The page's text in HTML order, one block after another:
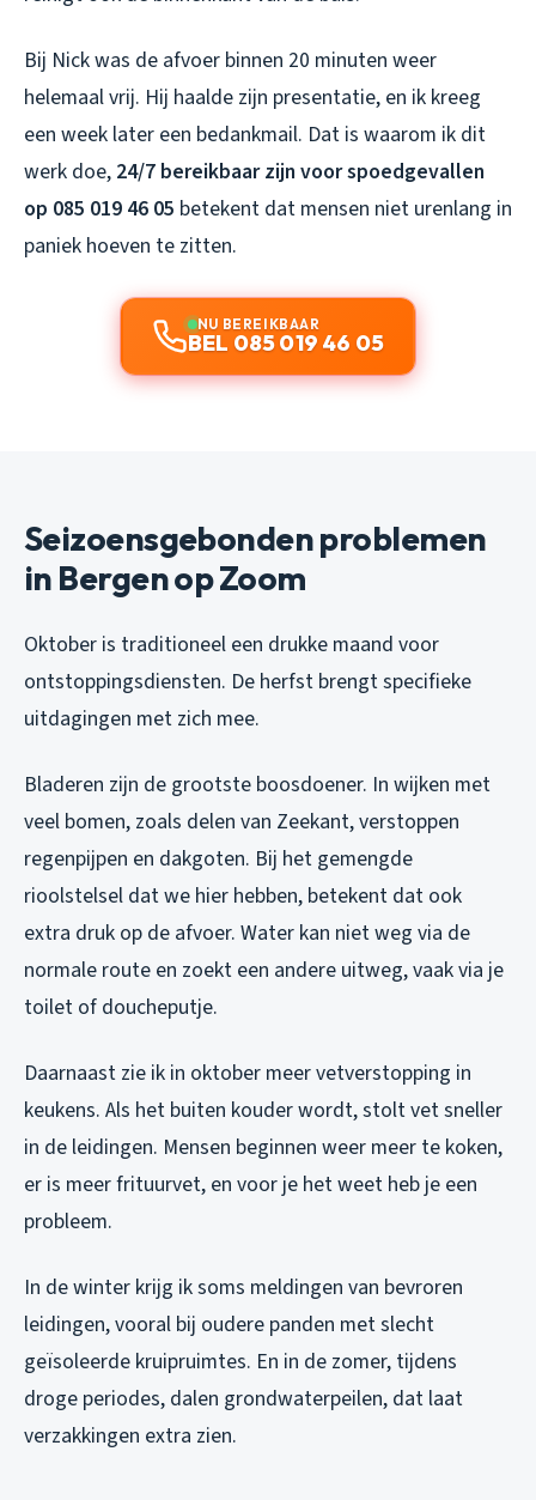
Bij Nick was de afvoer binnen 20 minuten weer
helemaal vrij. Hij haalde zijn presentatie, en ik kreeg
een week later een bedankmail. Dat is waarom ik dit
werk doe, 24/7 bereikbaar zijn voor spoedgevallen
op 085 019 46 05 betekent dat mensen niet urenlang in
paniek hoeven te zitten.
NU BEREIKBAAR
BEL 085 019 46 05
Seizoensgebonden problemen
in Bergen op Zoom
Oktober is traditioneel een drukke maand voor
ontstoppingsdiensten. De herfst brengt specifieke
uitdagingen met zich mee.
Bladeren zijn de grootste boosdoener. In wijken met
veel bomen, zoals delen van Zeekant, verstoppen
regenpijpen en dakgoten. Bij het gemengde
rioolstelsel dat we hier hebben, betekent dat ook
extra druk op de afvoer. Water kan niet weg via de
normale route en zoekt een andere uitweg, vaak via je
toilet of doucheputje.
Daarnaast zie ik in oktober meer vetverstopping in
keukens. Als het buiten kouder wordt, stolt vet sneller
in de leidingen. Mensen beginnen weer meer te koken,
er is meer frituurvet, en voor je het weet heb je een
probleem.
In de winter krijg ik soms meldingen van bevroren
leidingen, vooral bij oudere panden met slecht
geïsoleerde kruipruimtes. En in de zomer, tijdens
droge periodes, dalen grondwaterpeilen, dat laat
verzakkingen extra zien.